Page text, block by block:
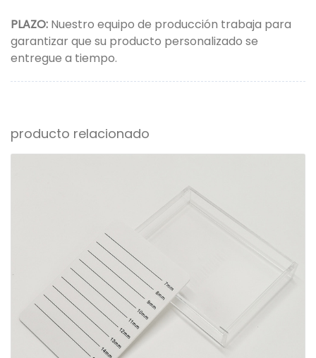
PLAZO: Nuestro equipo de producción trabaja para
garantizar que su producto personalizado se
entregue a tiempo.
producto relacionado